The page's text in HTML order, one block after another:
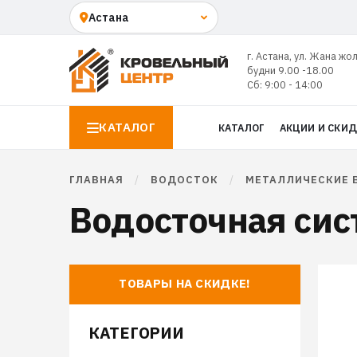
г. Астана, ул. Жана
будни 9.00 -18.00
Сб: 9:00 - 14:00
КАТАЛОГ КАТАЛОГ АКЦИИ И
ГЛАВНАЯ / ВОДОСТОК / МЕТАЛЛИЧЕСКИЕ
Водосточная
ТОВАРЫ НА СКИДКЕ!
КАТЕГОРИИ